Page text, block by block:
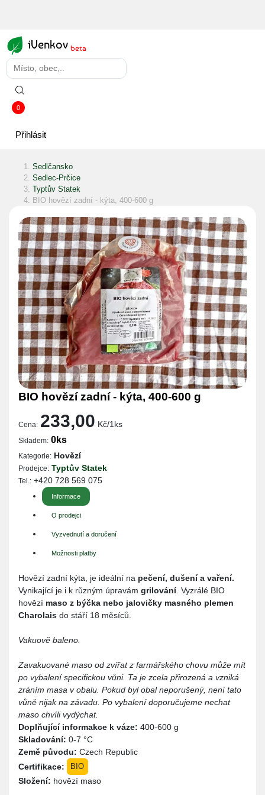
iVenkov beta
0
Přihlásit
Sedlčansko
Sedlec-Prčice
Typtův Statek
BIO hovězí zadní - kýta, 400-600 g
BIO hovězí zadní - kýta, 400-600 g
Cena: 233,00 Kč/1ks
Skladem: 0ks
Kategorie: Hovězí
Prodejce: Typtův Statek
Tel.: +420 728 569 075
Informace
O prodejci
Vyzvednutí a doručení
Možnosti platby
Hovězí zadní kýta, je ideální na pečení, dušení a vaření.
Vynikající je i k různým úpravám grilování. Vyzrálé BIO
hovězí maso z býčka nebo jalovičky masného plemen
Charolais do stáří 18 měsíců.
Vakuově baleno.
Zavakuované maso od zvířat z farmářského chovu může mít
po vybalení specifickou vůni. Ta je zcela přirozená a vzniká
zráním masa v obalu. Pokud byl obal neporušený, není tato
vůně nijak na závadu. Po vybalení doporučujeme nechat
maso chvíli vydýchat.
Doplňující informakce k váze: 400-600 g
Skladování: 0-7 °C
Země původu: Czech Republic
Certifikace:
BIO
Složení: hovězí maso